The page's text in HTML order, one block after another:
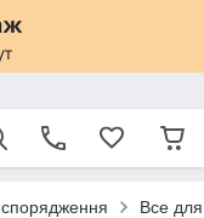
Все для